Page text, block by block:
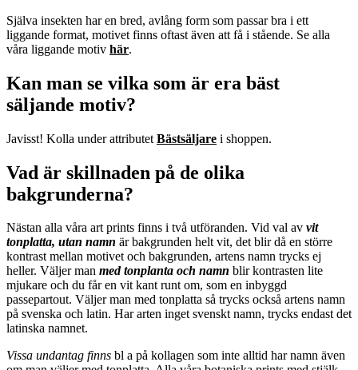
Själva insekten har en bred, avlång form som passar bra i ett
liggande format, motivet finns oftast även att få i stående. Se alla
våra liggande motiv här.
Kan man se vilka som är era bäst
säljande motiv?
Javisst! Kolla under attributet Bästsäljare i shoppen.
Vad är skillnaden på de olika
bakgrunderna?
Nästan alla våra art prints finns i två utföranden. Vid val av vit
tonplatta, utan namn är bakgrunden helt vit, det blir då en större
kontrast mellan motivet och bakgrunden, artens namn trycks ej
heller. Väljer man med tonplanta och namn blir kontrasten lite
mjukare och du får en vit kant runt om, som en inbyggd
passepartout. Väljer man med tonplatta så trycks också artens namn
på svenska och latin. Har arten inget svenskt namn, trycks endast det
latinska namnet.
Vissa undantag finns bl a på kollagen som inte alltid har namn även